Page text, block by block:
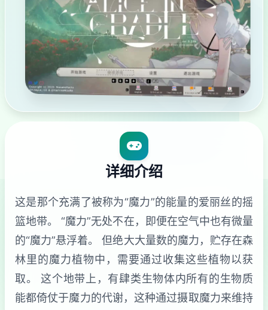
详细介绍
这是那个充满了被称为“魔力”的能量的爱丽丝的摇
篮地带。 “魔力”无处不在，即便在空气中也有微量
的“魔力”悬浮着。 但绝大大量数的魔力，贮存在森
林里的魔力植物中，需要通过收集这些植物以获
取。 这个地带上，有肆类生物体内所有的生物质
能都倚仗于魔力的代谢，这种通过摄取魔力来维持